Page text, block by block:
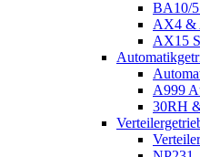
BA10/5
AX4 &
AX15
A999
30RH